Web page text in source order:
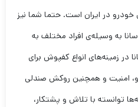
در ایران است. حتما شما نیز
به وسیله‌ی افراد مختلف به
زمینه‌های انواع کفپوش برای
امنیت و همچنین روکش صندلی
توانسته با تلاش و پشتکار،